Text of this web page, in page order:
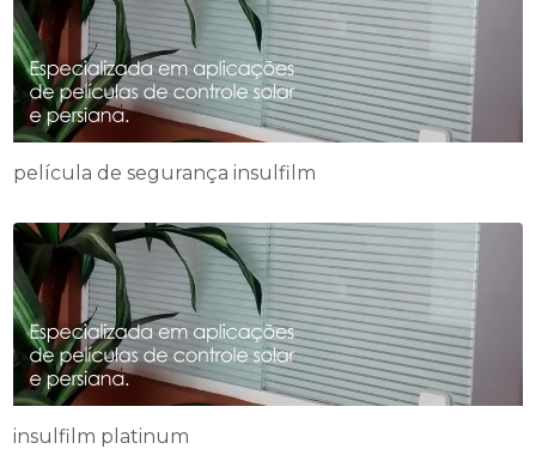
película de segurança insulfilm
insulfilm platinum